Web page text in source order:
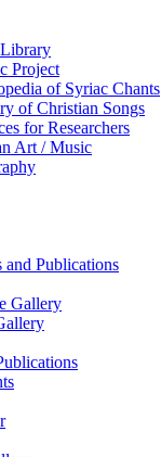
Project
of Syriac Chants
of Christian Songs
for Researchers
Art / Music
and Publications
Gallery